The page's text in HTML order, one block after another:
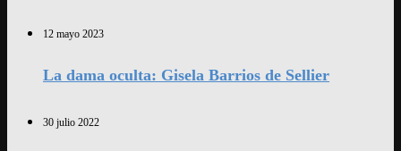
12 mayo 2023
La dama oculta: Gisela Barrios de Sellier
30 julio 2022